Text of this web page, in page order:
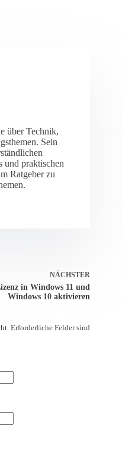
über Technik,
Sein
und praktischen
Ratgeber zu
NÄCHSTER
in Windows 11 und
Windows 10 aktivieren
Erforderliche Felder sind